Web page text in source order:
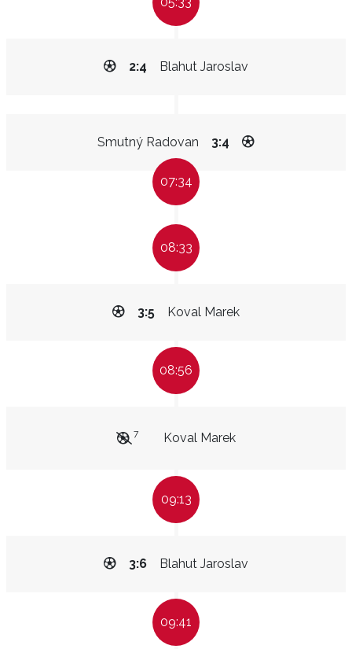
Blahut Jaroslav
2:4
Smutný Radovan 3:4
07:34
08:33
Koval Marek
3:5
08:56
Koval Marek
7
09:13
Blahut Jaroslav
3:6
09:41